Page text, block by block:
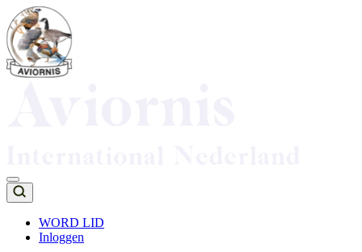
Overslaan
en
naar
de
inhoud
Top
WORD LID
Inloggen